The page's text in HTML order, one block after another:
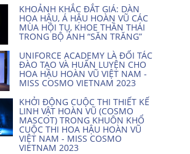
KHOẢNH KHẮC ĐẮT GIÁ: DÀN
HOA HẬU, Á HẬU HOÀN VŨ CÁC
MÙA HỘI TỤ, KHOE THẦN THÁI
TRONG BỘ ẢNH “SĂN TRĂNG”
UNIFORCE ACADEMY LÀ ĐỐI TÁC
ĐÀO TẠO VÀ HUẤN LUYỆN CHO
HOA HẬU HOÀN VŨ VIỆT NAM -
MISS COSMO VIETNAM 2023
KHỞI ĐỘNG CUỘC THI THIẾT KẾ
LINH VẬT HOÀN VŨ (COSMO
MASCOT) TRONG KHUÔN KHỔ
CUỘC THI HOA HẬU HOÀN VŨ
VIỆT NAM - MISS COSMO
VIETNAM 2023